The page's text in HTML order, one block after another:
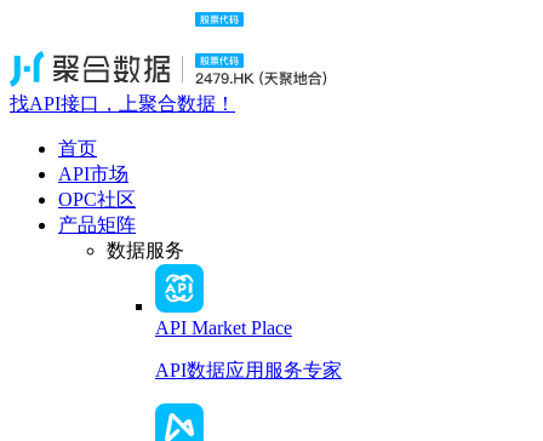
找API接口，上聚合数据！
首页
API市场
OPC社区
产品矩阵
数据服务
API Market Place
API数据应用服务专家